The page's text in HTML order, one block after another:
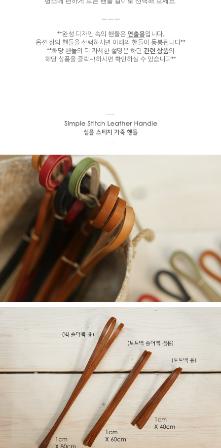
ㅡㅡㅡ
**완성 디자인 속의 핸들은 연출용입니다.
옵션 상의 핸들을 선택하시면 아래의 핸들이 동봉됩니다**
**해당 핸들의 더 자세한 설명은 하단관련 상품의
해당 상품을 클릭~!하시면 확인하실 수 있습니다**